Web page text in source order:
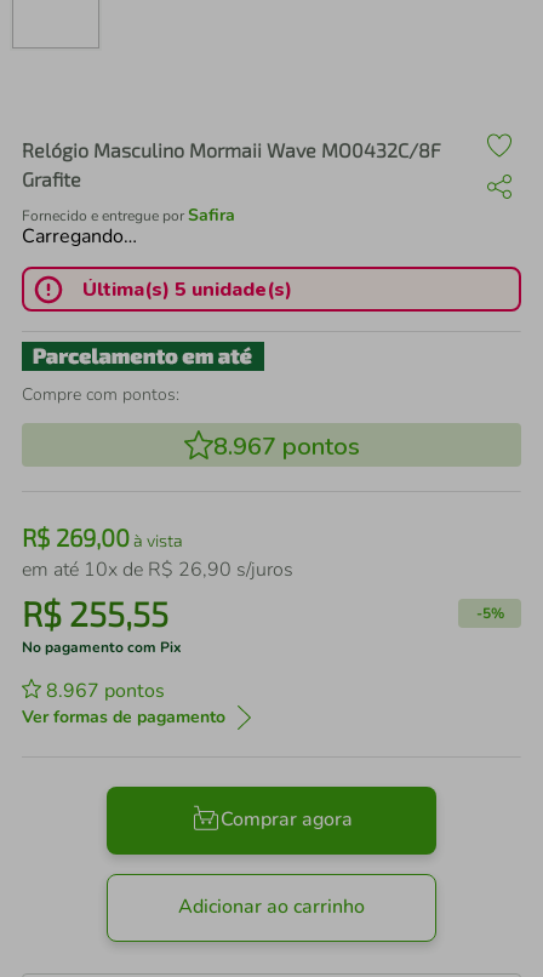
Relógio Masculino Mormaii Wave MO0432C/8F
Grafite
Fornecido e entregue porSafira
Carregando…
Última(s) 5 unidade(s)
Compre com pontos:
8.967 pontos
R$ 269,00à vista
em até 10x de R$ 26,90 s/juros
R$ 255,55 -5%
No pagamento com Pix
8.967 pontos
Ver formas de pagamento
Comprar agora
Adicionar ao carrinho